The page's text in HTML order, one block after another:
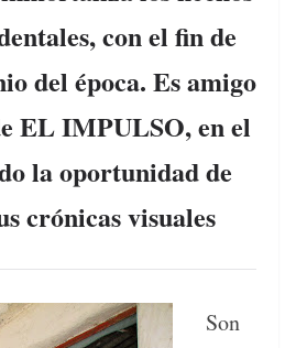
con el fin de
del época. Es amigo
EL IMPULSO, en el
la oportunidad de
crónicas visuales
Son